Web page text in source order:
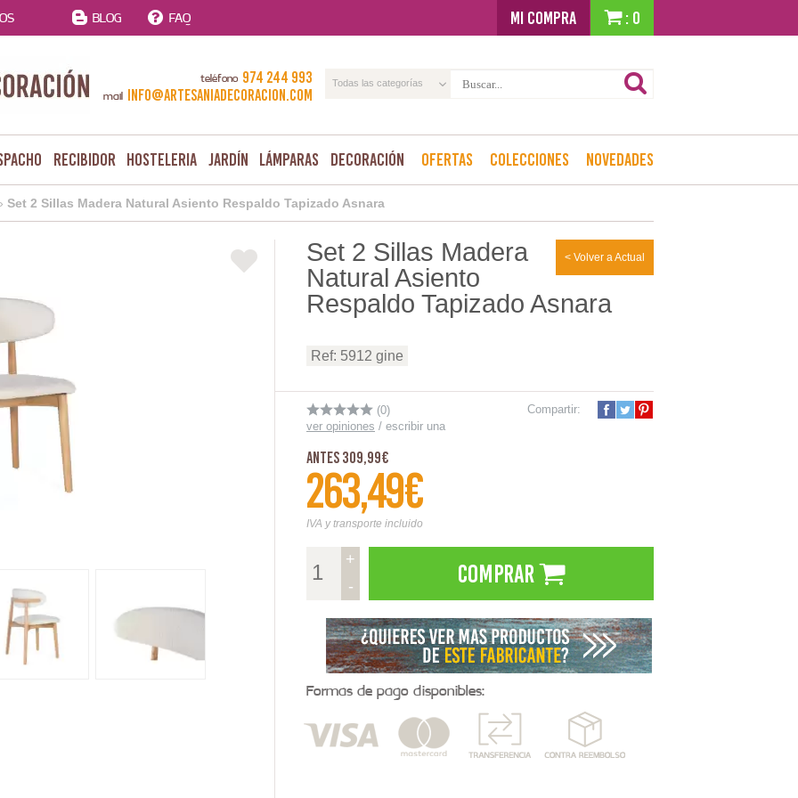
BLOG FAQ MI COMPRA : 0
teléfono 974 244 993
mail info@artesaniadecoracion.com
Todas las categorías
Recibidor Hosteleria Jardín Lámparas Decoración Ofertas Colecciones Novedades
Set 2 Sillas Madera Natural Asiento Respaldo Tapizado Asnara
< Volver a Actual
Set 2 Sillas Madera
Natural Asiento
Respaldo Tapizado Asnara
Ref: 5912 gine
(0)
ver opiniones / escribir una
Compartir:
Antes 309,99€
263,49€
IVA y transporte incluido
+
-
Comprar
Formas de pago disponibles: